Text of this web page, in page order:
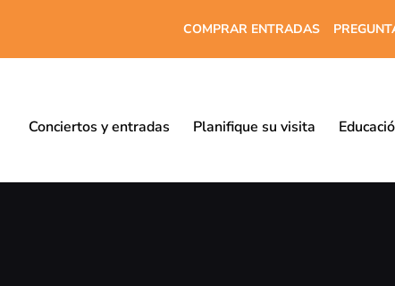
COMPRAR ENTRADAS
Conciertos y entradas Planifique su visita